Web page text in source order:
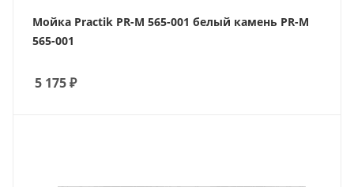
Мойка Practik PR-M 565-001 белый камень PR-M
565-001
5 175₽